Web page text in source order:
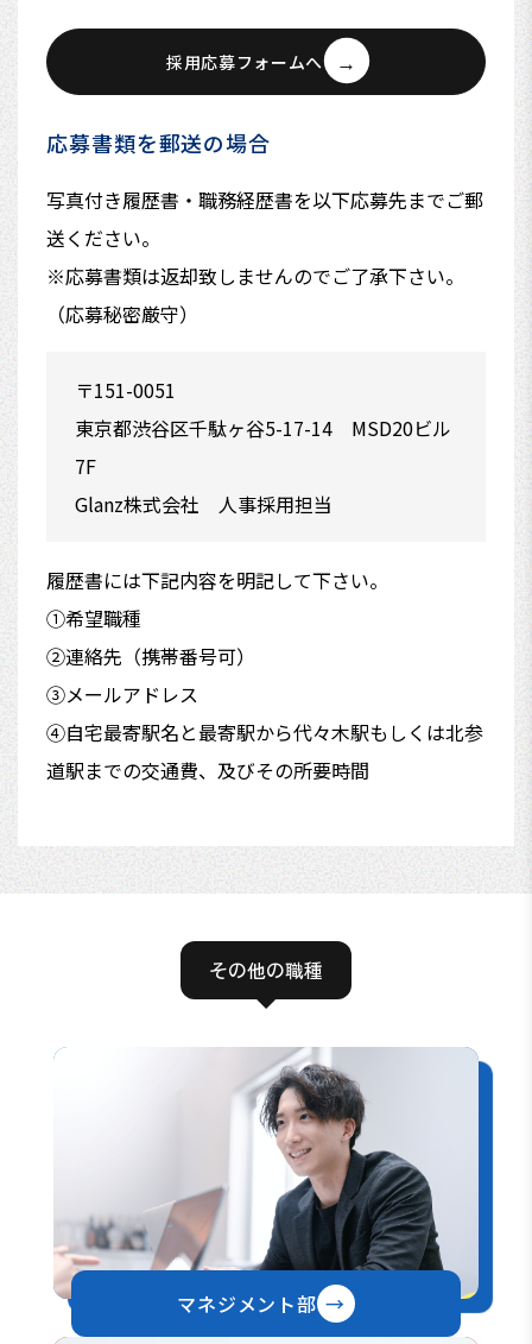
採用応募フォームへ
応募書類を郵送の場合
写真付き履歴書・職務経歴書を以下応募先までご郵
送ください。
※応募書類は返却致しませんのでご了承下さい。
（応募秘密厳守）
〒151-0051
東京都渋谷区千駄ヶ谷5-17-14 MSD20ビル
7F
Glanz株式会社 人事採用担当
履歴書には下記内容を明記して下さい。
①希望職種
②連絡先（携帯番号可）
③メールアドレス
④自宅最寄駅名と最寄駅から代々木駅もしくは北参
道駅までの交通費、及びその所要時間
その他の職種
マネジメント部